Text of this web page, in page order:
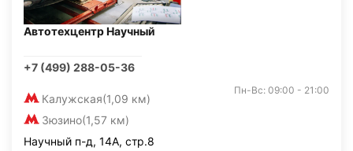
Автотехцентр Научный
+7 (499) 288-05-36
Калужская(1,09 км)
Зюзино(1,57 км)
Пн-Вс: 09:00 - 21:00
Научный п-д, 14А, стр.8